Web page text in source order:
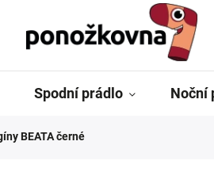
Spodní prádlo Noční
BEATA černé